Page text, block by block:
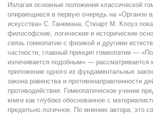
Излагая основные положения классической
опирающиеся в первую очередь на «Органон
искусства» С. Ганемана, Стюарт М. Клоуз
философские, логические и исторические
связь гомеопатии с физикой и другими
частности, главный принцип гомеопатии —
излечивается подобным» — рассматривается
приложение одного из фундаментальных
закона равенства и противонаправленности
противодействия. Гомеопатическое учение
книги как глубоко обоснованное с
предельно логичное. По мнению автора, это